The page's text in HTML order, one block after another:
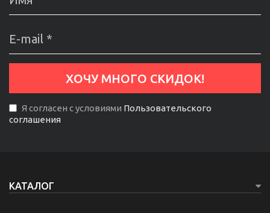
Я согласен с условиями Пользовательского
соглашения
КАТАЛОГ